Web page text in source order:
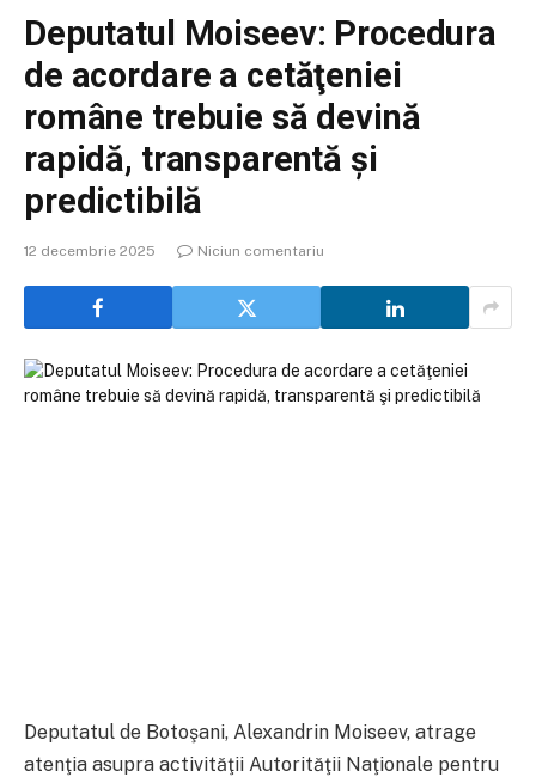
Deputatul Moiseev: Procedura
de acordare a cetăţeniei
române trebuie să devină
rapidă, transparentă şi
predictibilă
12 decembrie 2025 Niciun comentariu
Deputatul de Botoşani, Alexandrin Moiseev, atrage
atenţia asupra activităţii Autorităţii Naţionale pentru